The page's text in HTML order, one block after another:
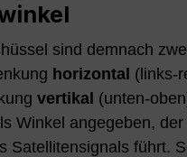
sind demnach
horizontal (links-
vertikal (unten-
Winkel angegeben, der
Satellitensignals führt.